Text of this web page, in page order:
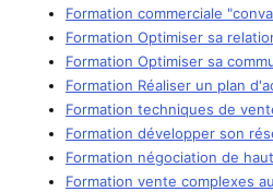
Formation commerciale
Formation Optimiser sa
Formation Optimiser sa
Formation Réaliser un plan
Formation techniques de
Formation développer son
Formation négociation de
Formation vente complexes